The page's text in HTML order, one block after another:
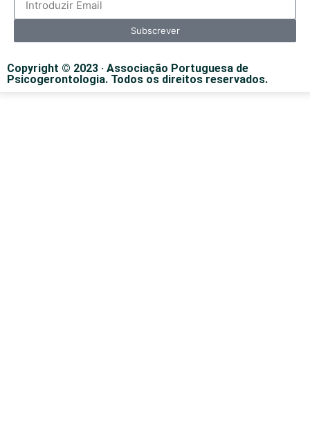
Subscrever
Copyright © 2023 · Associação Portuguesa de
Psicogerontologia. Todos os direitos reservados.